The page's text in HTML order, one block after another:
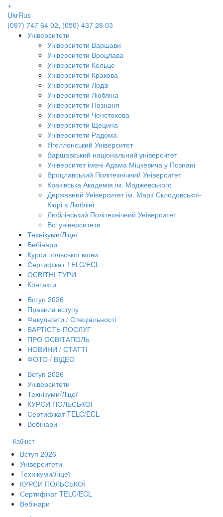
+
UkrRus
(097) 747 64 02, (050) 437 28 03
Університети
Університети Варшави
Університети Вроцлава
Університети Кельце
Університети Кракова
Університети Лодзі
Університети Любліна
Університети Познаня
Університети Ченстохова
Університети Щецина
Університети Радома
Ягеллонський Університет
Варшавський національний університет
Університет імені Адама Міцкевича у Познані
Вроцлавський Політехнічний Університет
Краківська Академія ім. Моджевського
Державний Університет ім. Марії Склодовської-
Кюрі в Любліні
Люблінський Політехнічний Університет
Всі університети
Технікуми/Ліцеї
Вебінари
Курси польської мови
Сертифікат TELC/ECL
ОСВІТНІ ТУРИ
Контакти
Вступ 2026
Правила вступу
Факультети / Спеціальності
ВАРТІСТЬ ПОСЛУГ
ПРО ОСВІТАПОЛЬ
НОВИНИ / СТАТТІ
ФОТО / ВІДЕО
Вступ 2026
Університети
Технікуми/Ліцеї
КУРСИ ПОЛЬСЬКОЇ
Сертифікат TELC/ECL
Вебінари
Кабінет
Вступ 2026
Університети
Технікуми/Ліцеї
КУРСИ ПОЛЬСЬКОЇ
Сертифікат TELC/ECL
Вебінари